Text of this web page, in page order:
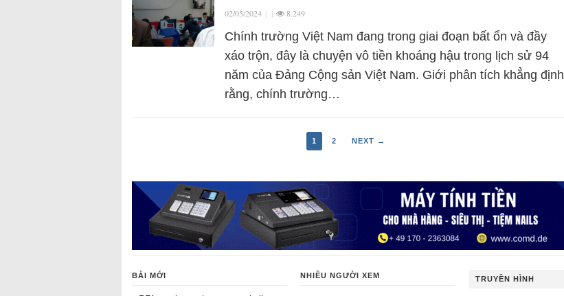
02/05/2024 | | 8.249
Chính trường Việt Nam đang trong giai đoạn bất ổn và đầy
xáo trộn, đây là chuyện vô tiền khoáng hậu trong lịch sử 94
năm của Đảng Cộng sản Việt Nam. Giới phân tích khẳng định
rằng, chính trường…
1 2 NEXT →
BÀI MỚI NHIỀU NGƯỜI XEM TRUYỀN HÌNH